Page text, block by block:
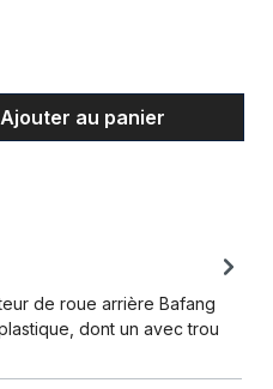
: Entrez la
Ajouter au panier
de roue arrière Bafang
dont un avec trou